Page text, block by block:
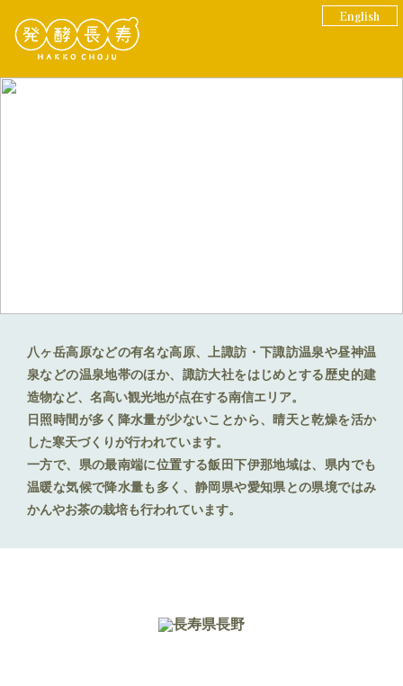
English
八ヶ岳高原などの有名な高原、上諏訪・下諏訪温泉や昼神温
泉などの温泉地帯のほか、諏訪大社をはじめとする歴史的建
造物など、名高い観光地が点在する南信エリア。
日照時間が多く降水量が少ないことから、晴天と乾燥を活か
した寒天づくりが行われています。
一方で、県の最南端に位置する飯田下伊那地域は、県内でも
温暖な気候で降水量も多く、静岡県や愛知県との県境ではみ
かんやお茶の栽培も行われています。